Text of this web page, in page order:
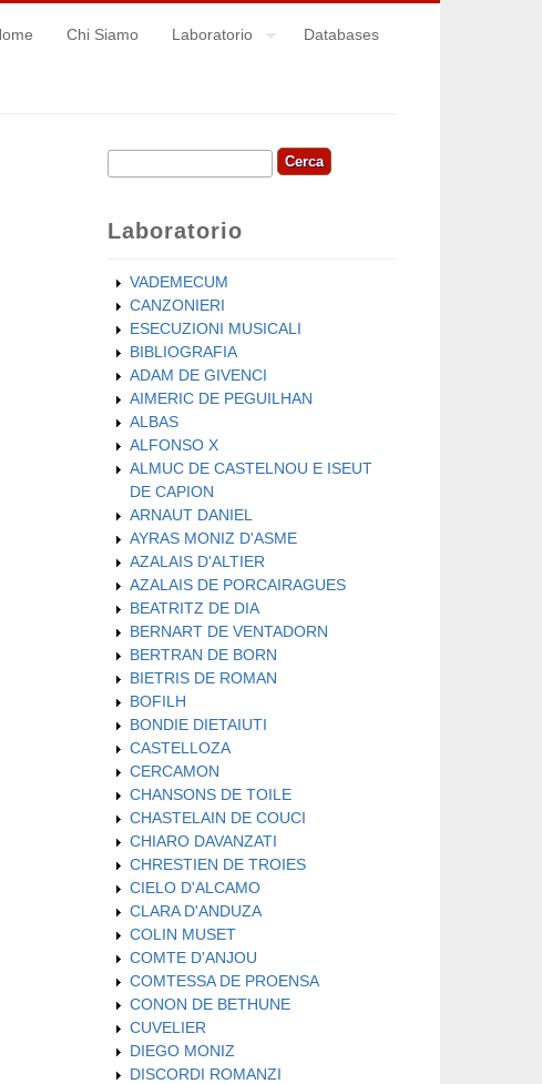
Chi Siamo Laboratorio Databases
Form di ricerca
Cerca
Laboratorio
VADEMECUM
CANZONIERI
ESECUZIONI MUSICALI
BIBLIOGRAFIA
ADAM DE GIVENCI
AIMERIC DE PEGUILHAN
ALBAS
ALFONSO X
ALMUC DE CASTELNOU E ISEUT
DE CAPION
ARNAUT DANIEL
AYRAS MONIZ D'ASME
AZALAIS D'ALTIER
AZALAIS DE PORCAIRAGUES
BEATRITZ DE DIA
BERNART DE VENTADORN
BERTRAN DE BORN
BIETRIS DE ROMAN
BOFILH
BONDIE DIETAIUTI
CASTELLOZA
CERCAMON
CHANSONS DE TOILE
CHASTELAIN DE COUCI
CHIARO DAVANZATI
CHRESTIEN DE TROIES
CIELO D'ALCAMO
CLARA D'ANDUZA
COLIN MUSET
COMTE D'ANJOU
COMTESSA DE PROENSA
CONON DE BETHUNE
CUVELIER
DIEGO MONIZ
DISCORDI ROMANZI